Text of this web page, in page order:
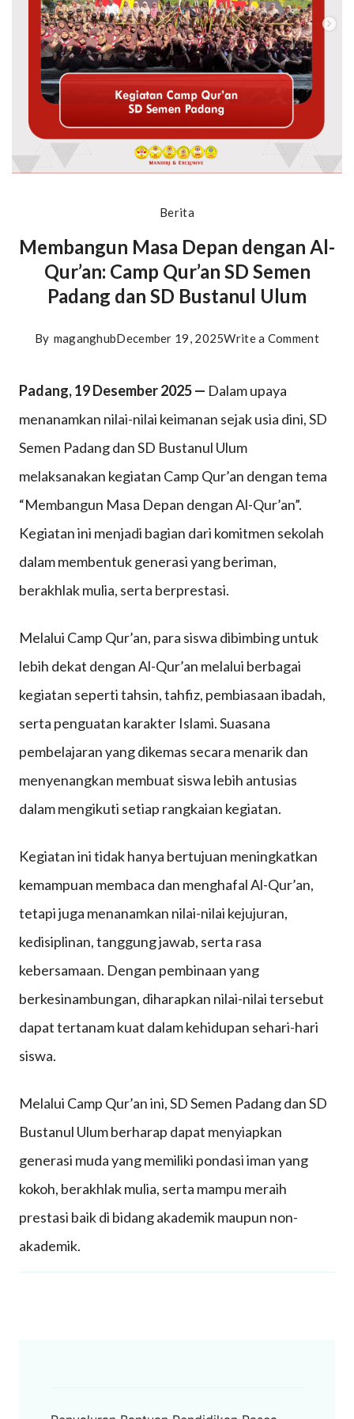
Berita
Membangun Masa Depan dengan Al-
Qur’an: Camp Qur’an SD Semen
Padang dan SD Bustanul Ulum
By maganghubDecember 19, 2025Write a Commenton
Depan
Al-
Camp
Padang, 19 Desember 2025 — Dalam upaya
menanamkan nilai-nilai keimanan sejak usia dini, SD
Semen Padang dan SD Bustanul Ulum
melaksanakan kegiatan Camp Qur’an dengan tema
“Membangun Masa Depan dengan Al-Qur’an”.
Kegiatan ini menjadi bagian dari komitmen sekolah
dalam membentuk generasi yang beriman,
berakhlak mulia, serta berprestasi.
Melalui Camp Qur’an, para siswa dibimbing untuk
lebih dekat dengan Al-Qur’an melalui berbagai
kegiatan seperti tahsin, tahfiz, pembiasaan ibadah,
serta penguatan karakter Islami. Suasana
pembelajaran yang dikemas secara menarik dan
menyenangkan membuat siswa lebih antusias
dalam mengikuti setiap rangkaian kegiatan.
Kegiatan ini tidak hanya bertujuan meningkatkan
kemampuan membaca dan menghafal Al-Qur’an,
tetapi juga menanamkan nilai-nilai kejujuran,
kedisiplinan, tanggung jawab, serta rasa
kebersamaan. Dengan pembinaan yang
berkesinambungan, diharapkan nilai-nilai tersebut
dapat tertanam kuat dalam kehidupan sehari-hari
siswa.
Melalui Camp Qur’an ini, SD Semen Padang dan SD
Bustanul Ulum berharap dapat menyiapkan
generasi muda yang memiliki pondasi iman yang
kokoh, berakhlak mulia, serta mampu meraih
prestasi baik di bidang akademik maupun non-
akademik.